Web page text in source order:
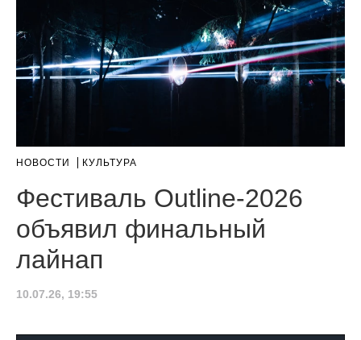
НОВОСТИ КУЛЬТУРА
Фестиваль Outline-2026
объявил финальный
лайнап
10.07.26, 19:55